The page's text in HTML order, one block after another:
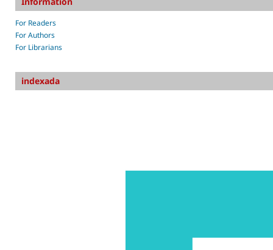
For Readers
For Authors
For Librarians
indexada